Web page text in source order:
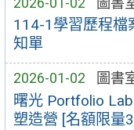
114-1學習歷程檔
知單
2026-01-02 圖書
曙光 Portfolio
塑造營 [名額限量